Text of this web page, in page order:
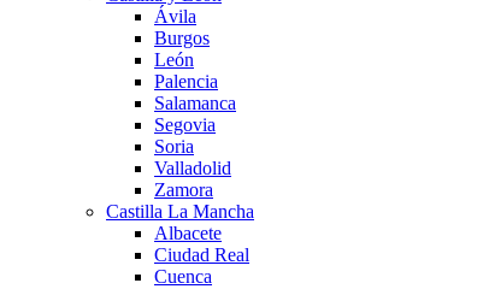
Ávila
Burgos
León
Palencia
Salamanca
Segovia
Soria
Valladolid
Zamora
Castilla La Mancha
Albacete
Ciudad Real
Cuenca